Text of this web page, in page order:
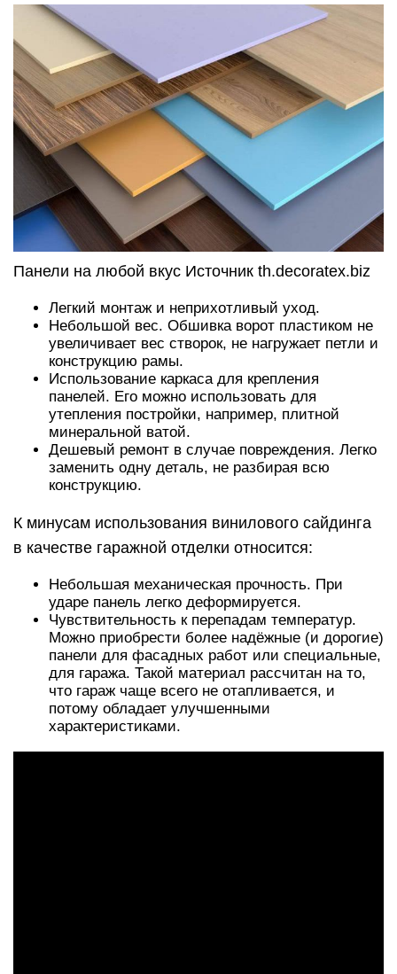
Панели на любой вкус Источник th.decoratex.biz
Легкий монтаж и неприхотливый уход.
Небольшой вес. Обшивка ворот пластиком не
увеличивает вес створок, не нагружает петли и
конструкцию рамы.
Использование каркаса для крепления
панелей. Его можно использовать для
утепления постройки, например, плитной
минеральной ватой.
Дешевый ремонт в случае повреждения. Легко
заменить одну деталь, не разбирая всю
конструкцию.
К минусам использования винилового сайдинга
в качестве гаражной отделки относится:
Небольшая механическая прочность. При
ударе панель легко деформируется.
Чувствительность к перепадам температур.
Можно приобрести более надёжные (и дорогие)
панели для фасадных работ или специальные,
для гаража. Такой материал рассчитан на то,
что гараж чаще всего не отапливается, и
потому обладает улучшенными
характеристиками.